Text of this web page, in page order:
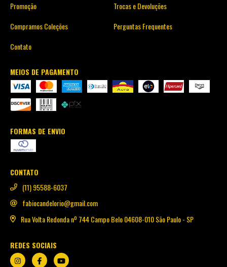
Promoção
Trocas e Devoluções
Compramos Coleções
Perguntas Frequentes
Contato
MEIOS DE PAGAMENTO
FORMAS DE ENVIO
CONTATO
(11) 95588-6037
fabiocandelorio@gmail.com
Rua Volta Redonda nº 744 Campo Belo 04608-010 São Paulo - SP
REDES SOCIAIS